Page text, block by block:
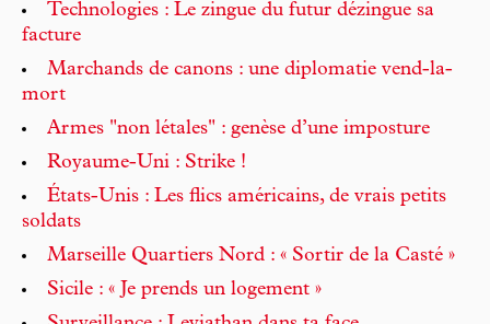
Technologies : Le zingue du futur dézingue sa
facture
Marchands de canons : une diplomatie vend-la-
mort
Armes "non létales" : genèse d’une imposture
Royaume-Uni : Strike !
États-Unis : Les flics américains, de vrais petits
soldats
Marseille Quartiers Nord : « Sortir de la Casté »
Sicile : « Je prends un logement »